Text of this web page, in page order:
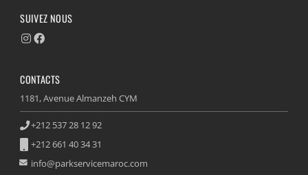
SUIVEZ NOUS
CONTACTS
1181, Avenue Almanzeh CYM
+212 537 28 12 92
+212 661 40 34 31
info@parkservicemaroc.com